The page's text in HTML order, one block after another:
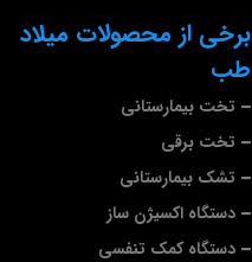
برخی از محصولات میلاد
طب
تخت بیمارستانی
تخت برقی
تشک بیمارستانی
دستگاه اکسیژن ساز
دستگاه کمک تنفسی